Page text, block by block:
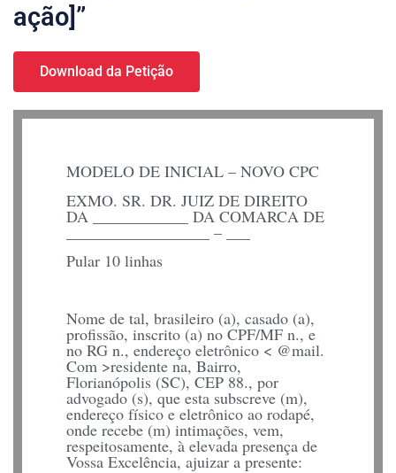
ação]”
Download da Petição
MODELO DE INICIAL – NOVO CPC
EXMO. SR. DR. JUIZ DE DIREITO
DA ____________ DA COMARCA DE
__________________ – ___
Pular 10 linhas
Nome de tal, brasileiro (a), casado (a),
profissão, inscrito (a) no CPF/MF n., e
no RG n., endereço eletrônico < @mail.
Com >residente na, Bairro,
Florianópolis (SC), CEP 88., por
advogado (s), que esta subscreve (m),
endereço físico e eletrônico ao rodapé,
onde recebe (m) intimações, vem,
respeitosamente, à elevada presença de
Vossa Excelência, ajuizar a presente: